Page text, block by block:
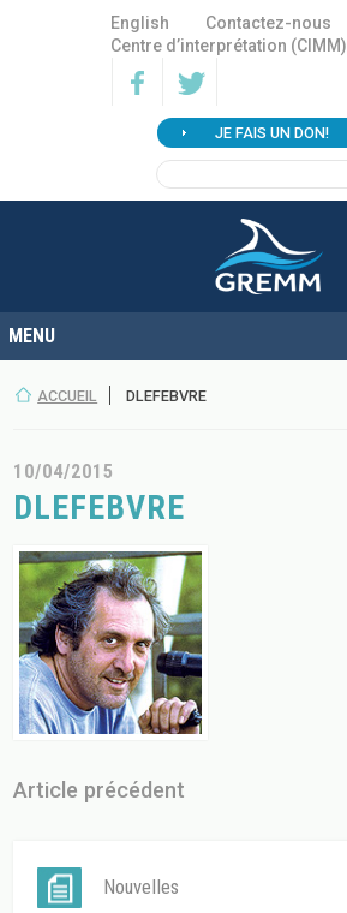
English
Contactez-nous
Centre d’interprétation (CIMM)
JE FAIS UN DON!
ACCUEIL DLEFEBVRE
10/04/2015
DLEFEBVRE
Article précédent
Nouvelles